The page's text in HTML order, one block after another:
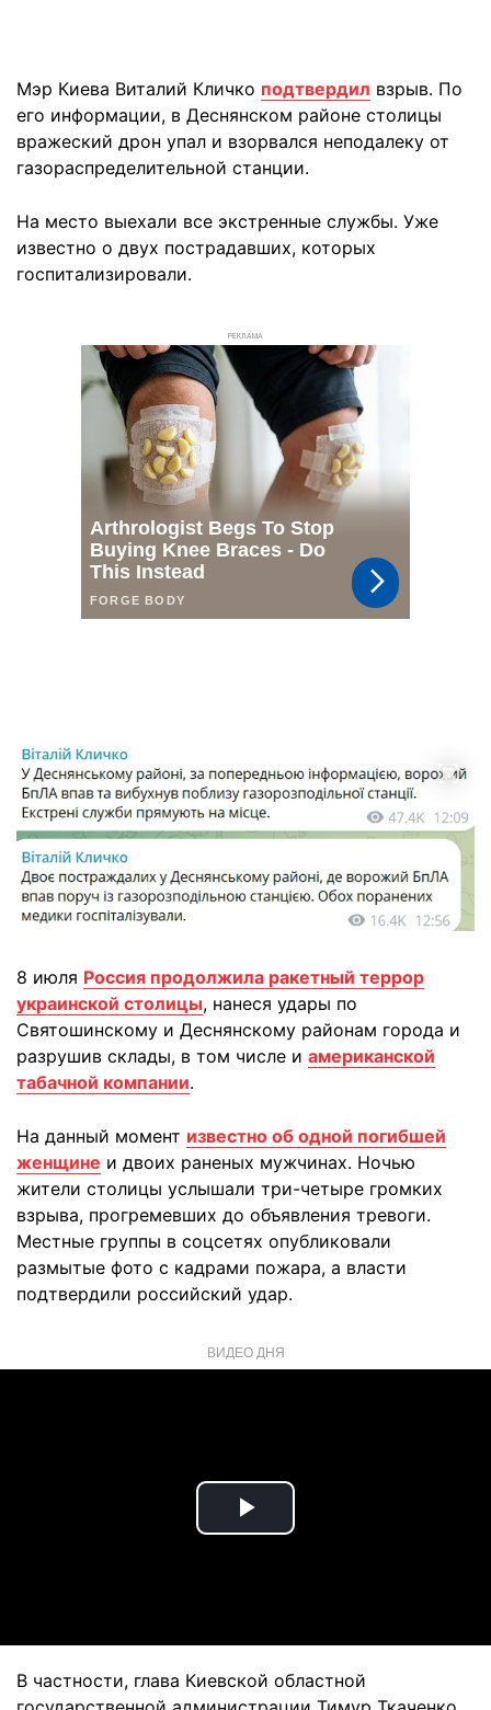
Мэр Киева Виталий Кличко подтвердил взрыв. По
его информации, в Деснянском районе столицы
вражеский дрон упал и взорвался неподалеку от
газораспределительной станции.
На место выехали все экстренные службы. Уже
известно о двух пострадавших, которых
госпитализировали.
РЕКЛАМА
8 июля Россия продолжила ракетный террор
украинской столицы, нанеся удары по
Святошинскому и Деснянскому районам города и
разрушив склады, в том числе и американской
табачной компании.
На данный момент известно об одной погибшей
женщине и двоих раненых мужчинах. Ночью
жители столицы услышали три-четыре громких
взрыва, прогремевших до объявления тревоги.
Местные группы в соцсетях опубликовали
размытые фото с кадрами пожара, а власти
подтвердили российский удар.
ВИДЕО ДНЯ
Play
В частности, глава Киевской областной